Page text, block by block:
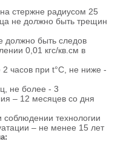
стержне радиусом 25
не должно быть трещин
должно быть следов
0,01 кгс/кв.см в
2 часов при t°С, не ниже -
не более - 3
– 12 месяцев со дня
соблюдении технологии
– не менее 15 лет